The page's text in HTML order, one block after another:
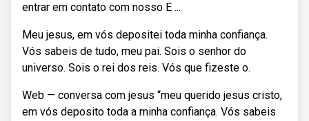
entrar em contato com nosso E ...
Meu jesus, em vós depositei toda minha confiança.
Vós sabeis de tudo, meu pai. Sois o senhor do
universo. Sois o rei dos reis. Vós que fizeste o.
Web — conversa com jesus “meu querido jesus cristo,
em vós deposito toda a minha confiança. Vós sabeis